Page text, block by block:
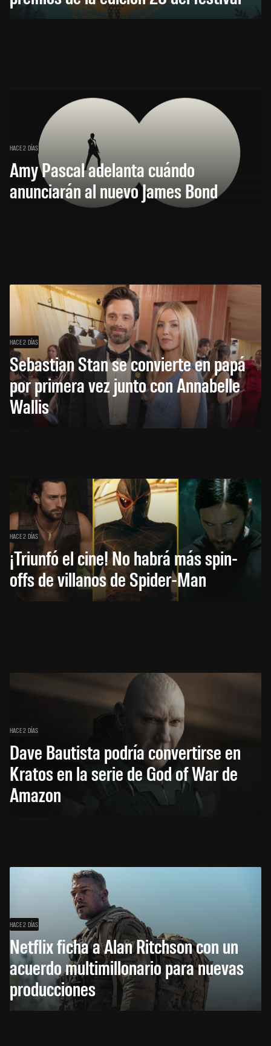
HACE 2 DÍAS
Amy Pascal adelanta cuándo
anunciarán al nuevo James Bond
HACE 2 DÍAS
Sebastian Stan se convierte en papá
por primera vez junto con Annabelle
Wallis
HACE 2 DÍAS
¡Triunfó el cine! No habrá más spin-
offs de villanos de Spider-Man
HACE 2 DÍAS
Dave Bautista podría convertirse en
Kratos en la serie de God of War de
Amazon
HACE 2 DÍAS
Netflix ficha a Alan Ritchson con un
acuerdo multimillonario para nuevas
producciones